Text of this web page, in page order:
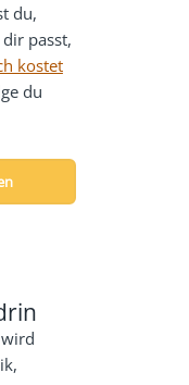
du,
passt,
kostet
du